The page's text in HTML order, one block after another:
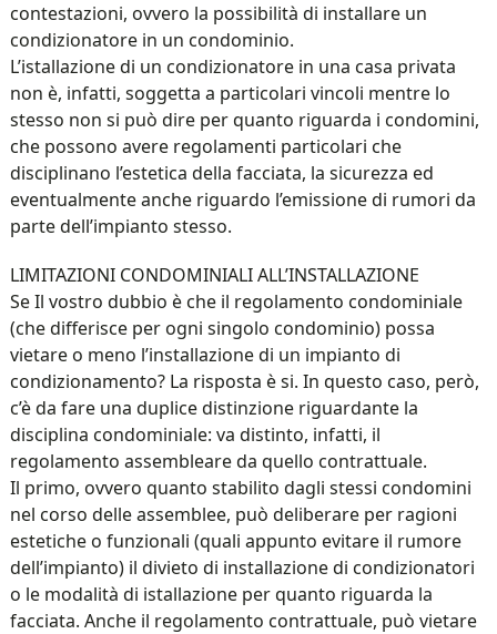
contestazioni, ovvero la possibilità di installare un
condizionatore in un condominio.
L’istallazione di un condizionatore in una casa privata
non è, infatti, soggetta a particolari vincoli mentre lo
stesso non si può dire per quanto riguarda i condomini,
che possono avere regolamenti particolari che
disciplinano l’estetica della facciata, la sicurezza ed
eventualmente anche riguardo l’emissione di rumori da
parte dell’impianto stesso.
LIMITAZIONI CONDOMINIALI ALL’INSTALLAZIONE
Se Il vostro dubbio è che il regolamento condominiale
(che differisce per ogni singolo condominio) possa
vietare o meno l’installazione di un impianto di
condizionamento? La risposta è si. In questo caso, però,
c’è da fare una duplice distinzione riguardante la
disciplina condominiale: va distinto, infatti, il
regolamento assembleare da quello contrattuale.
Il primo, ovvero quanto stabilito dagli stessi condomini
nel corso delle assemblee, può deliberare per ragioni
estetiche o funzionali (quali appunto evitare il rumore
dell’impianto) il divieto di installazione di condizionatori
o le modalità di istallazione per quanto riguarda la
facciata. Anche il regolamento contrattuale, può vietare